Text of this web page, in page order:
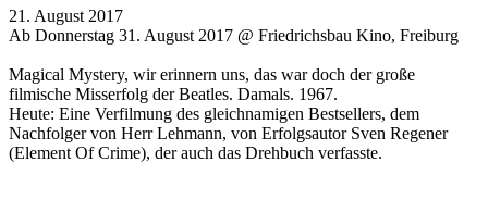
21. August 2017
Ab Donnerstag 31. August 2017 @ Friedrichsbau Kino, Freiburg
Magical Mystery, wir erinnern uns, das war doch der große
filmische Misserfolg der Beatles. Damals. 1967.
Heute: Eine Verfilmung des gleichnamigen Bestsellers, dem
Nachfolger von Herr Lehmann, von Erfolgsautor Sven Regener
(Element Of Crime), der auch das Drehbuch verfasste.